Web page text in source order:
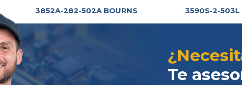
3852A-282-502A BOURNS 3590S-2-503L
Te
Te ayudamos con la
a tus requerimientos.